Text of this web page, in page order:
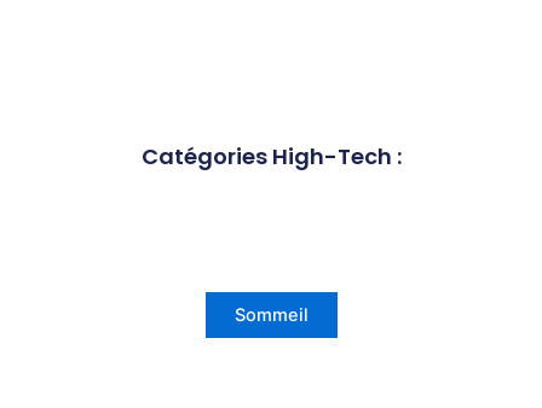
Catégories High-Tech :
Sommeil